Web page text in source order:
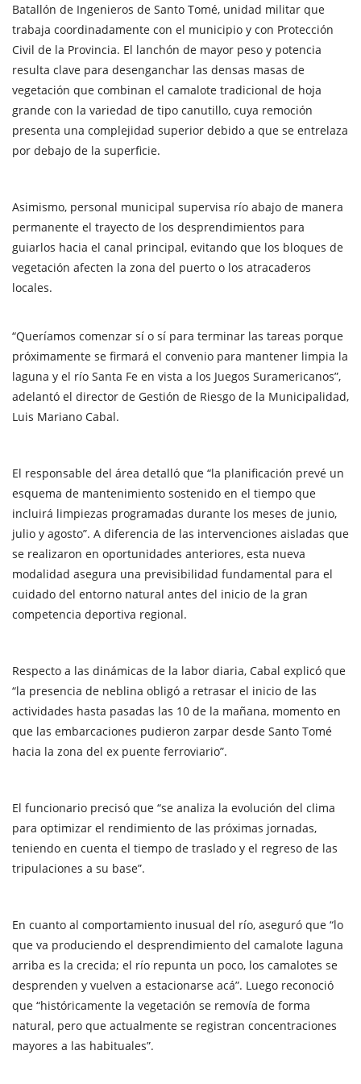
Batallón de Ingenieros de Santo Tomé, unidad militar que
trabaja coordinadamente con el municipio y con Protección
Civil de la Provincia. El lanchón de mayor peso y potencia
resulta clave para desenganchar las densas masas de
vegetación que combinan el camalote tradicional de hoja
grande con la variedad de tipo canutillo, cuya remoción
presenta una complejidad superior debido a que se entrelaza
por debajo de la superficie.
Asimismo, personal municipal supervisa río abajo de manera
permanente el trayecto de los desprendimientos para
guiarlos hacia el canal principal, evitando que los bloques de
vegetación afecten la zona del puerto o los atracaderos
locales.
“Queríamos comenzar sí o sí para terminar las tareas porque
próximamente se firmará el convenio para mantener limpia la
laguna y el río Santa Fe en vista a los Juegos Suramericanos”,
adelantó el director de Gestión de Riesgo de la Municipalidad,
Luis Mariano Cabal.
El responsable del área detalló que “la planificación prevé un
esquema de mantenimiento sostenido en el tiempo que
incluirá limpiezas programadas durante los meses de junio,
julio y agosto”. A diferencia de las intervenciones aisladas que
se realizaron en oportunidades anteriores, esta nueva
modalidad asegura una previsibilidad fundamental para el
cuidado del entorno natural antes del inicio de la gran
competencia deportiva regional.
Respecto a las dinámicas de la labor diaria, Cabal explicó que
“la presencia de neblina obligó a retrasar el inicio de las
actividades hasta pasadas las 10 de la mañana, momento en
que las embarcaciones pudieron zarpar desde Santo Tomé
hacia la zona del ex puente ferroviario”.
El funcionario precisó que “se analiza la evolución del clima
para optimizar el rendimiento de las próximas jornadas,
teniendo en cuenta el tiempo de traslado y el regreso de las
tripulaciones a su base”.
En cuanto al comportamiento inusual del río, aseguró que “lo
que va produciendo el desprendimiento del camalote laguna
arriba es la crecida; el río repunta un poco, los camalotes se
desprenden y vuelven a estacionarse acá”. Luego reconoció
que “históricamente la vegetación se removía de forma
natural, pero que actualmente se registran concentraciones
mayores a las habituales”.